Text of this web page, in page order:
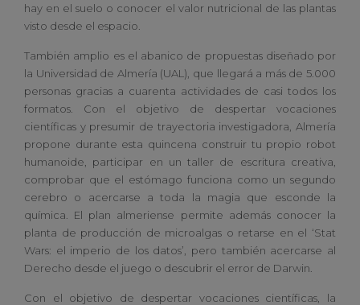
hay en el suelo o conocer el valor nutricional de las plantas
visto desde el espacio.
También amplio es el abanico de propuestas diseñado por
la Universidad de Almería (UAL), que llegará a más de 5.000
personas gracias a cuarenta actividades de casi todos los
formatos. Con el objetivo de despertar vocaciones
científicas y presumir de trayectoria investigadora, Almería
propone durante esta quincena construir tu propio robot
humanoide, participar en un taller de escritura creativa,
comprobar que el estómago funciona como un segundo
cerebro o acercarse a toda la magia que esconde la
química. El plan almeriense permite además conocer la
planta de producción de microalgas o retarse en el ‘Stat
Wars: el imperio de los datos’, pero también acercarse al
Derecho desde el juego o descubrir el error de Darwin.
Con el objetivo de despertar vocaciones científicas, la